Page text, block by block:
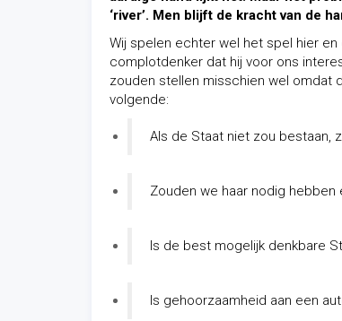
‘river’. Men blijft de kracht van de
Wij spelen echter wel het spel hier
complotdenker dat hij voor ons
zouden stellen misschien wel omdat
volgende:
Als de Staat niet zou bestaan,
Zouden we haar nodig
Is de best mogelijk denkbare
Is gehoorzaamheid aan een